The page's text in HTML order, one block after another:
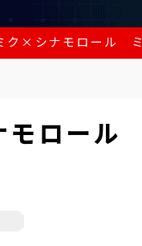
ク×シナモロール
モロー